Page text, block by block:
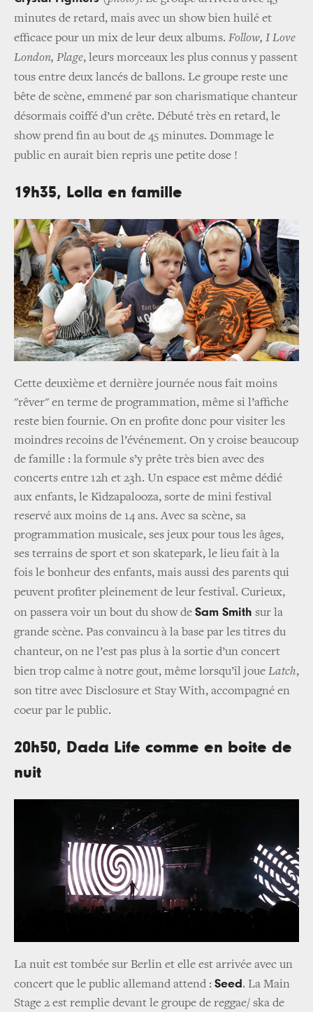
minutes de retard, mais avec un show bien huilé et
efficace pour un mix de leur deux albums. Follow, I Love
London, Plage, leurs morceaux les plus connus y passent
tous entre deux lancés de ballons. Le groupe reste une
bête de scène, emmené par son charismatique chanteur
désormais coiffé d’un crête. Débuté très en retard, le
show prend fin au bout de 45 minutes. Dommage le
public en aurait bien repris une petite dose !
19h35, Lolla en famille
Cette deuxième et dernière journée nous fait moins
"rêver" en terme de programmation, même si l’affiche
reste bien fournie. On en profite donc pour visiter les
moindres recoins de l’événement. On y croise beaucoup
de famille : la formule s’y prête très bien avec des
concerts entre 12h et 23h. Un espace est même dédié
aux enfants, le Kidzapalooza, sorte de mini festival
reservé aux moins de 14 ans. Avec sa scène, sa
programmation musicale, ses jeux pour tous les âges,
ses terrains de sport et son skatepark, le lieu fait à la
fois le bonheur des enfants, mais aussi des parents qui
peuvent profiter pleinement de leur festival. Curieux,
on passera voir un bout du show de Sam Smith sur la
grande scène. Pas convaincu à la base par les titres du
chanteur, on ne l’est pas plus à la sortie d’un concert
bien trop calme à notre gout, même lorsqu’il joue Latch,
son titre avec Disclosure et Stay With, accompagné en
coeur par le public.
20h50, Dada Life comme en boite de
nuit
La nuit est tombée sur Berlin et elle est arrivée avec un
concert que le public allemand attend : Seed . La Main
Stage 2 est remplie devant le groupe de reggae/ ska de